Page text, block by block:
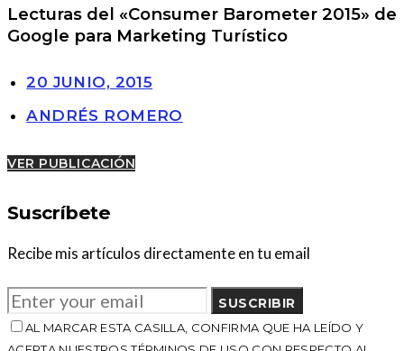
Lecturas del «Consumer Barometer 2015» de
Google para Marketing Turístico
20 JUNIO, 2015
ANDRÉS ROMERO
VER PUBLICACIÓN
Suscríbete
Recibe mis artículos directamente en tu email
SUSCRIBIR
AL MARCAR ESTA CASILLA, CONFIRMA QUE HA LEÍDO Y